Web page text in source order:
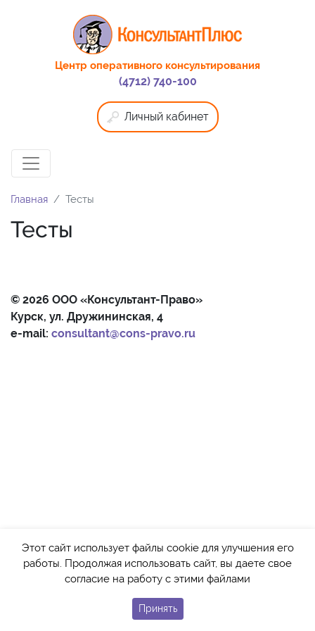
Центр оперативного консультирования
(4712) 740-100
Личный кабинет
Главная Тесты
Тесты
© 2026 ООО «Консультант-Право»
Курск, ул. Дружининская, 4
e-mail: consultant@cons-pravo.ru
Этот сайт использует файлы cookie для улучшения его
работы. Продолжая использовать сайт, вы даете свое
согласие на работу с этими файлами
Принять